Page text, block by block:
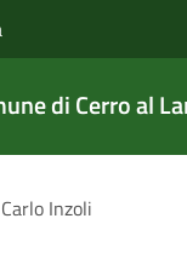
di Cerro al
Inzoli